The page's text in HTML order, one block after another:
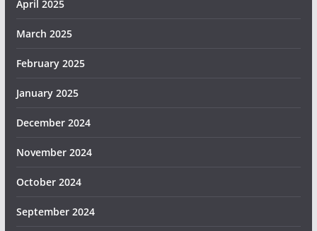
April 2025
March 2025
February 2025
January 2025
December 2024
November 2024
October 2024
September 2024